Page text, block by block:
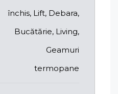
închis, Lift, Debara,
Bucătărie, Living,
Geamuri
termopane